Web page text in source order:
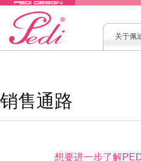
关于佩
销售通路
想要进一步了解